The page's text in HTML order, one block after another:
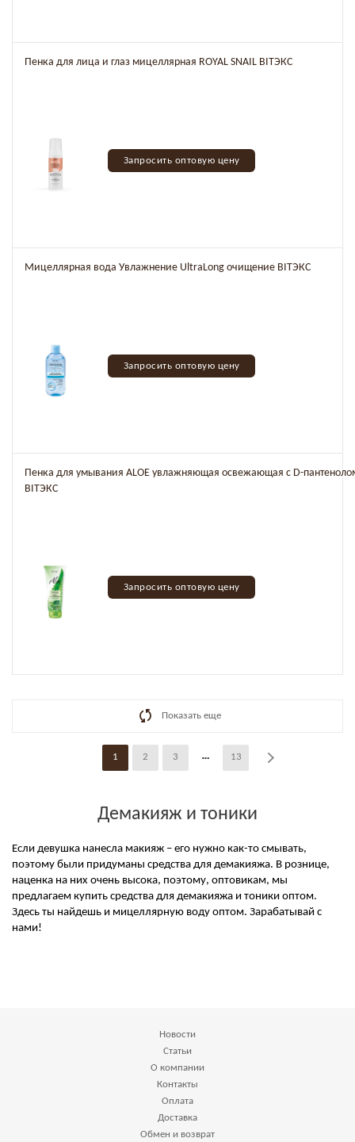
Пенка для лица и глаз мицеллярная ROYAL SNAIL BITЭКС
Запросить оптовую цену
Мицеллярная вода Увлажнение UltraLong очищение BITЭКС
Запросить оптовую цену
Пенка для умывания ALOE увлажняющая освежающая с D-
BITЭКС
Запросить оптовую цену
Показать еще
1 2 3 13
Демакияж и тоники
Если девушка нанесла макияж – его нужно как-то смывать,
поэтому были придуманы средства для демакияжа. В рознице,
наценка на них очень высока, поэтому, оптовикам, мы
предлагаем купить средства для демакияжа и тоники оптом.
Здесь ты найдешь и мицеллярную воду оптом. Зарабатывай с
нами!
Новости
Статьи
О компании
Контакты
Оплата
Доставка
Обмен и возврат